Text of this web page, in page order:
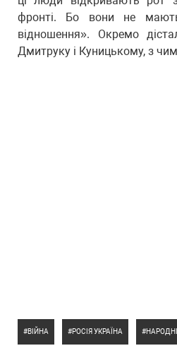
фронті. Бо вони не
відношення». Окремо
Дмитруку і Куницькому, з чим
ВІЙНА РОСІЯ УКРАЇНА